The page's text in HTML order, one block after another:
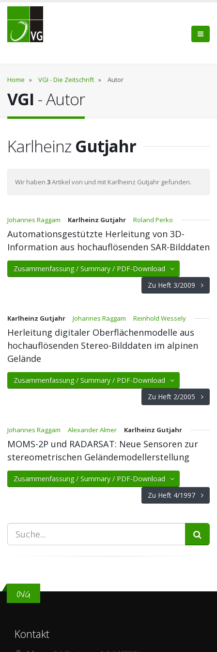
Home » VGI - Die Zeitschrift » Autor
VGI - Autor
Karlheinz Gutjahr
Wir haben 3Artikel von und mit Karlheinz Gutjahr gefunden.
Johannes Raggam Karlheinz Gutjahr Roland Perko
Automationsgestützte Herleitung von 3D-
Information aus hochauflösenden SAR-Bilddaten
Zusammenfassung / Summary / PDF-Download
Zu Heft 3/2009
Karlheinz Gutjahr Johannes Raggam Reinhold Wessely
Herleitung digitaler Oberflächenmodelle aus
hochauflösenden Stereo-Bilddaten im alpinen
Gelände
Zusammenfassung / Summary / PDF-Download
Zu Heft 2/2005
Johannes Raggam Alexander Almer Karlheinz Gutjahr
MOMS-2P und RADARSAT: Neue Sensoren zur
stereometrischen Geländemodellerstellung
Zusammenfassung / Summary / PDF-Download
Zu Heft 4/1997
OVG
Kontakt